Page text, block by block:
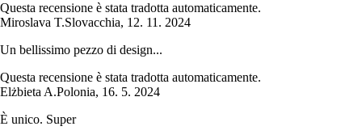
Questa recensione è stata tradotta automaticamente.
Miroslava T.Slovacchia, 12. 11. 2024
Un bellissimo pezzo di design...
Questa recensione è stata tradotta automaticamente.
Elżbieta A.Polonia, 16. 5. 2024
È unico. Super